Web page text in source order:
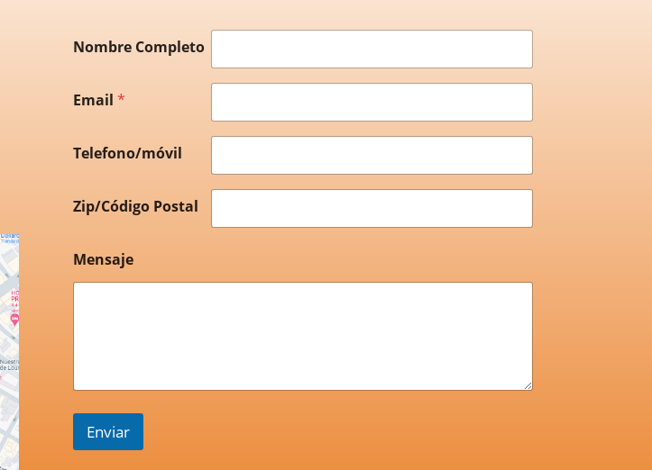
Nombre Completo
Email *
Telefono/móvil
Zip/Código Postal
Mensaje
Enviar